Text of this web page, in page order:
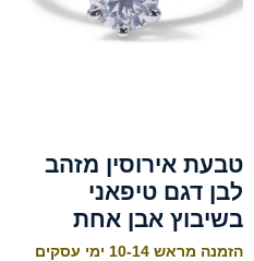
טבעת אירוסין מזהב
לבן דגם טיפאני
בשיבוץ אבן אחת
הזמנה מראש 10-14 ימי עסקים